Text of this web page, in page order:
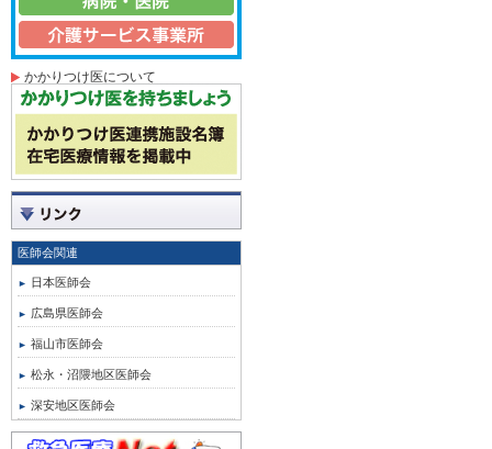
かかりつけ医について
医師会関連
日本医師会
広島県医師会
福山市医師会
松永・沼隈地区医師会
深安地区医師会